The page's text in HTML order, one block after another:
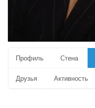
Профиль Стена
Друзья Активность